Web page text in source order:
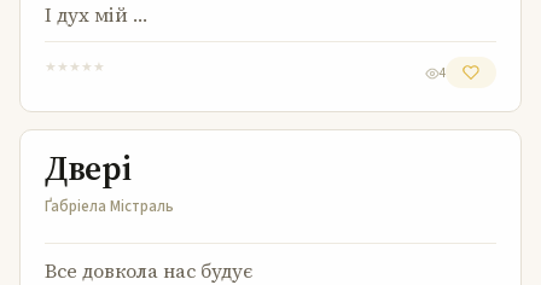
І дух мій …
★ ★ ★ ★ ★ 4
Двері
Двері
Ґабріела Містраль
Все довкола нас будує